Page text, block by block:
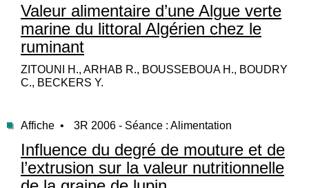
Valeur alimentaire d’une Algue verte
marine du littoral Algérien chez le
ruminant
ZITOUNI H., ARHAB R., BOUSSEBOUA H., BOUDRY
C., BECKERS Y.
Affiche • 3R 2006 - Séance : Alimentation
Influence du degré de mouture et de
l’extrusion sur la valeur nutritionnelle